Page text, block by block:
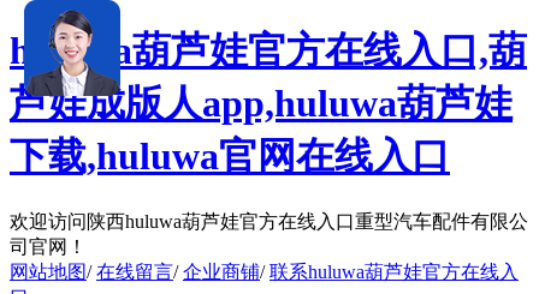
huluwa葫芦娃官方在线入口,葫
芦娃成版人app,huluwa葫芦娃
下载,huluwa官网在线入口
欢迎访问陕西huluwa葫芦娃官方在线入口重型汽车配件有限公
司官网！
网站地图/在线留言/企业商铺/联系huluwa葫芦娃官方在线入